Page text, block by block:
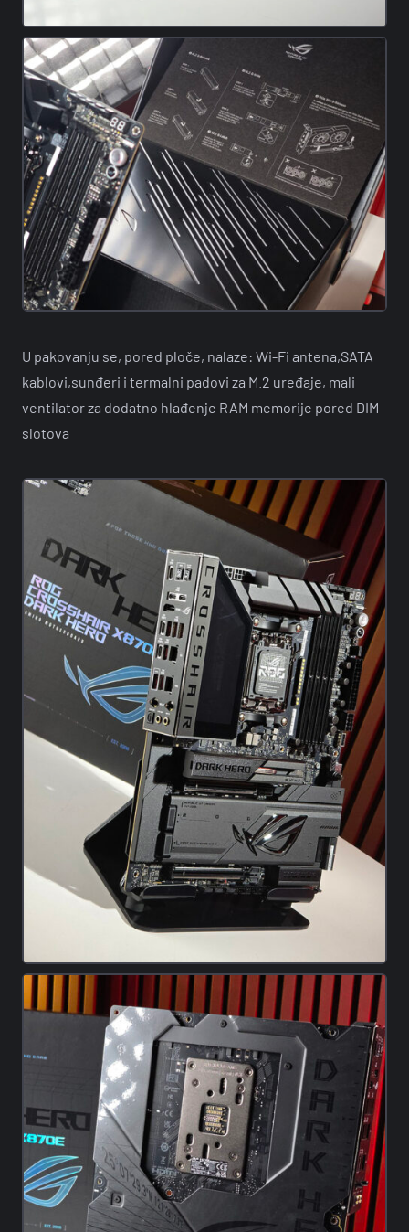
U pakovanju se, pored ploče, nalaze: Wi-Fi antena,SATA
kablovi,sunđeri i termalni padovi za M.2 uređaje, mali
ventilator za dodatno hlađenje RAM memorije pored DIM
slotova